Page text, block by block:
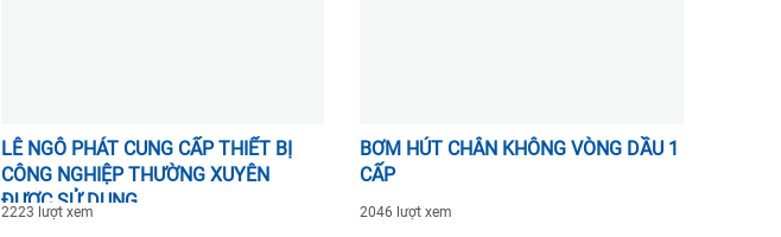
LÊ NGÔ PHÁT CUNG CẤP THIẾT BỊ
CÔNG NGHIỆP THƯỜNG XUYÊN
ĐƯỢC SỬ DỤNG
2223 lượt xem
BƠM HÚT CHÂN KHÔNG VÒNG DẦU 1
CẤP
2046 lượt xem